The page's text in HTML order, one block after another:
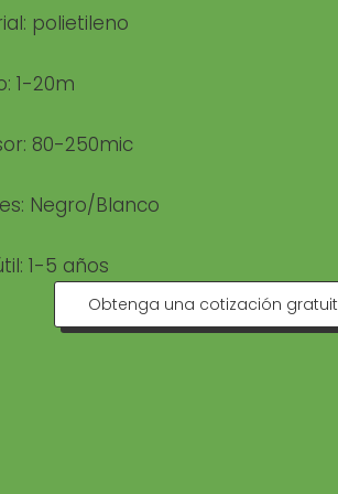
polietileno
1-20m
80-250mic
Negro/Blanco
1-5 años
Obtenga una cotización